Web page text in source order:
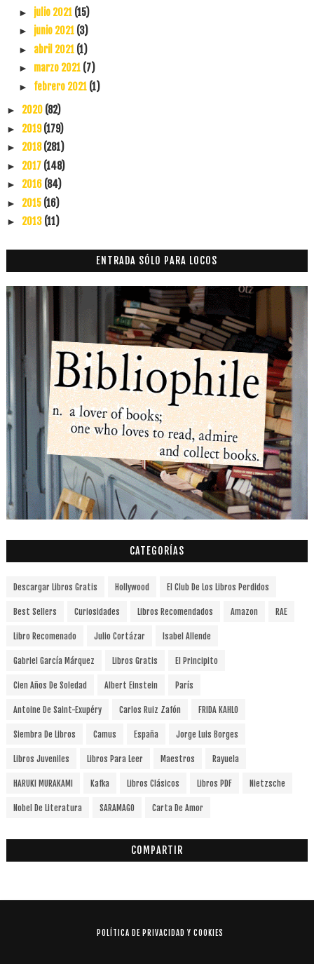
► julio 2021 (15)
► junio 2021 (3)
► abril 2021 (1)
► marzo 2021 (7)
► febrero 2021 (1)
► 2020 (82)
► 2019(179)
► 2018(281)
► 2017 (148)
► 2016 (84)
► 2015 (16)
► 2013 (11)
ENTRADA SÓLO PARA LOCOS
CATEGORÍAS
Descargar Libros Gratis Hollywood El Club De Los Libros Perdidos
Best Sellers Curiosidades Libros Recomendados Amazon RAE
Libro Recomenado Julio Cortázar Isabel Allende
Gabriel García Márquez Libros Gratis El Principito
Cien Años De Soledad Albert Einstein París
Antoine De Saint-Exupéry Carlos Ruiz Zafón FRIDA KAHLO
Siembra De Libros Camus España Jorge Luis Borges
Libros Juveniles Libros Para Leer Maestros Rayuela
HARUKI MURAKAMI Kafka Libros Clásicos Libros PDF Nietzsche
Nobel De Literatura SARAMAGO Carta De Amor
COMPARTIR
POLÍTICA DE PRIVACIDAD Y COOKIES